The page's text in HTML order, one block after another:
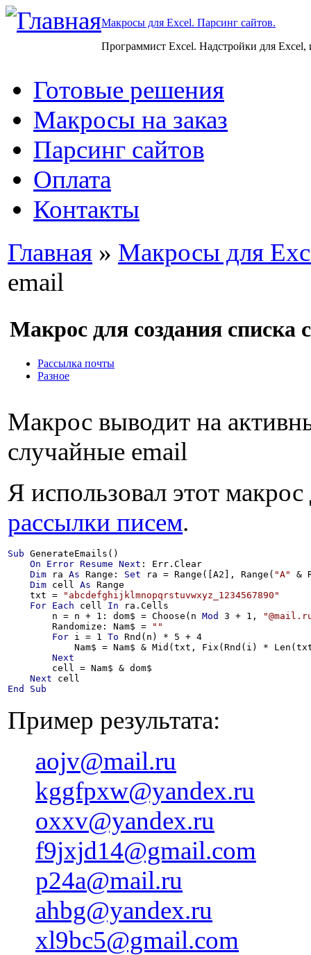
Макросы для Excel. Парсинг сайтов.
Программист Excel. Надстройки для Excel,
Готовые решения
Макросы на заказ
Парсинг сайтов
Оплата
Контакты
Главная » Макросы для
email
Макрос для создания списка
Рассылка почты
Разное
Макрос выводит на
случайные email
Я использовал этот
рассылки писем.
Sub GenerateEmails()
On
Error Resume Next : Err.Clear
Dim ra As Range: Set ra = Range([A2], Range( "A"
&
Dim cell As Range
    txt =
"abcdefghijklmnopqrstuvwxyz_1234567890"
For Each cell In ra.Cells
        n = n + 1: dom$ = Choose(n
Mod 3 + 1,
        Randomize: Nam$ =
""
For i = 1 To Rnd(n) * 5 + 4
Nam$ = Nam$ & Mid(txt, Fix(Rnd(i) *
Next
        cell = Nam$ & dom$
Next
End
Sub
Пример результата:
aojv@mail.ru
kggfpxw@yandex.ru
oxxv@yandex.ru
f9jxjd14@gmail.com
p24a@mail.ru
ahbg@yandex.ru
xl9bc5@gmail.com